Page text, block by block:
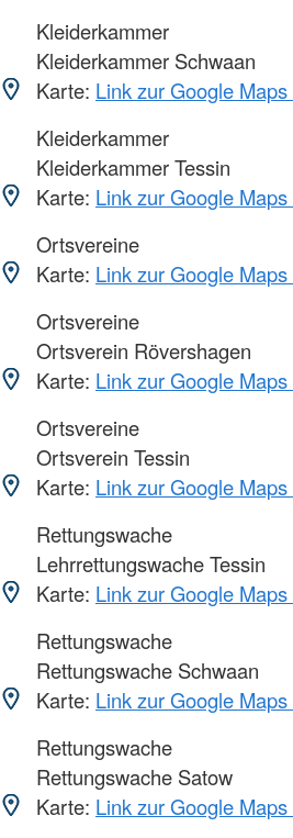
Kleiderkammer
Kleiderkammer Schwaan
Karte: Link zur Google
Kleiderkammer
Kleiderkammer Tessin
Karte: Link zur Google
Ortsvereine
Karte: Link zur Google
Ortsvereine
Ortsverein Rövershagen
Karte: Link zur Google
Ortsvereine
Ortsverein Tessin
Karte: Link zur Google
Rettungswache
Lehrrettungswache Tessin
Karte: Link zur Google
Rettungswache
Rettungswache Schwaan
Karte: Link zur Google
Rettungswache
Rettungswache Satow
Karte: Link zur Google